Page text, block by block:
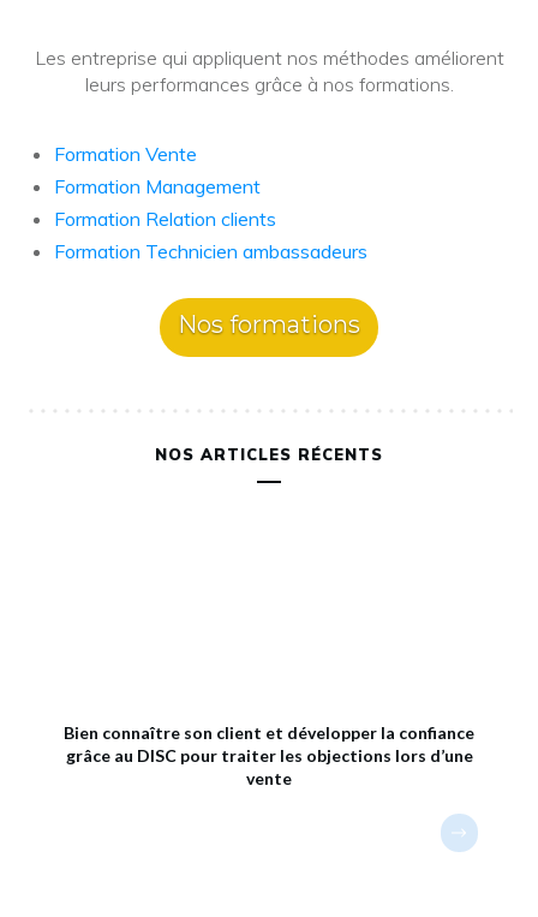
Les entreprise qui appliquent nos méthodes améliorent
leurs performances grâce à nos formations.
Formation Vente
Formation Management
Formation Relation clients
Formation Technicien ambassadeurs
Nos formations
NOS ARTICLES RÉCENTS
Bien connaître son client et développer la confiance
grâce au DISC pour traiter les objections lors d’une
vente